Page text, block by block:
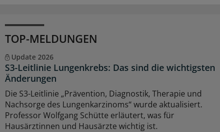
TOP-MELDUNGEN
Update 2026
S3-Leitlinie Lungenkrebs: Das sind die wichtigsten
Änderungen
Die S3-Leitlinie „Prävention, Diagnostik, Therapie und
Nachsorge des Lungenkarzinoms“ wurde aktualisiert.
Professor Wolfgang Schütte erläutert, was für
Hausärztinnen und Hausärzte wichtig ist.